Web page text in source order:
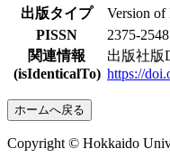
出版タイプ
Version of
PISSN
2375-2548
関連情報
(isIdenticalTo)
出版社版
https://
ホームへ戻る
Copyright © Hokkaido